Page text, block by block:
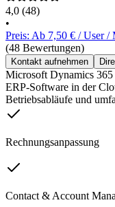
4,0 (48)
•
Preis: Ab 7,50 € / User /
(48 Bewertungen)
Kontakt aufnehmen
Microsoft Dynamics 365
ERP-Software in der
Betriebsabläufe und
Rechnungsanpassung
Contact & Account